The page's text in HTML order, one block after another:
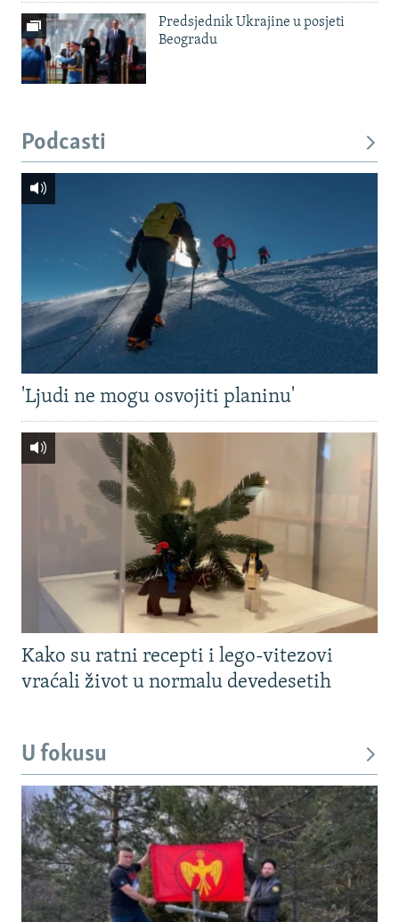
Predsjednik Ukrajine u posjeti
Beogradu
Podcasti
'Ljudi ne mogu osvojiti planinu'
Kako su ratni recepti i lego-vitezovi
vraćali život u normalu devedesetih
U fokusu